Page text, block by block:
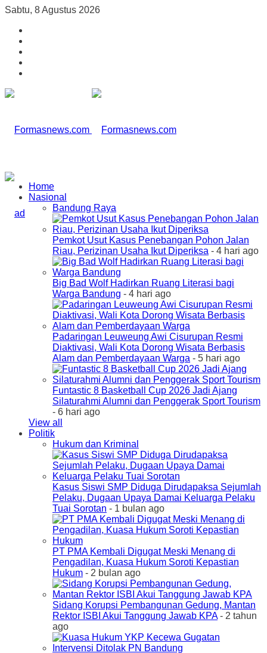
Sabtu, 8 Agustus 2026
Home
Nasional
Bandung Raya
Pemkot Usut Kasus Penebangan Pohon Jalan
Riau, Perizinan Usaha Ikut Diperiksa - 4 hari ago
Big Bad Wolf Hadirkan Ruang Literasi bagi
Warga Bandung - 4 hari ago
Padaringan Leuweung Awi Cisurupan Resmi
Diaktivasi, Wali Kota Dorong Wisata Berbasis
Alam dan Pemberdayaan Warga - 5 hari ago
Funtastic 8 Basketball Cup 2026 Jadi Ajang
Silaturahmi Alumni dan Penggerak Sport Tourism
- 6 hari ago
View all
Politik
Hukum dan Kriminal
Kasus Siswi SMP Diduga Dirudapaksa Sejumlah
Pelaku, Dugaan Upaya Damai Keluarga Pelaku
Tuai Sorotan - 1 bulan ago
PT PMA Kembali Digugat Meski Menang di
Pengadilan, Kuasa Hukum Soroti Kepastian
Hukum - 2 bulan ago
Sidang Korupsi Pembangunan Gedung, Mantan
Rektor ISBI Akui Tanggung Jawab KPA- 2 tahun
ago